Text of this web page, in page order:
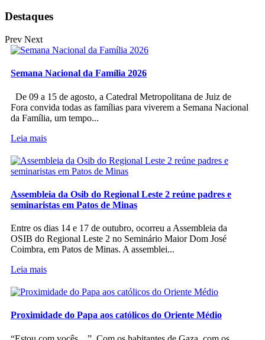
Destaques
Prev Next
Semana Nacional da Família 2026
De 09 a 15 de agosto, a Catedral Metropolitana de Juiz de
Fora convida todas as famílias para viverem a Semana Nacional
da Família, um tempo...
Leia mais
Assembleia da Osib do Regional Leste 2 reúne padres e
seminaristas em Patos de Minas
Entre os dias 14 e 17 de outubro, ocorreu a Assembleia da
OSIB do Regional Leste 2 no Seminário Maior Dom José
Coimbra, em Patos de Minas. A assemblei...
Leia mais
Proximidade do Papa aos católicos do Oriente Médio